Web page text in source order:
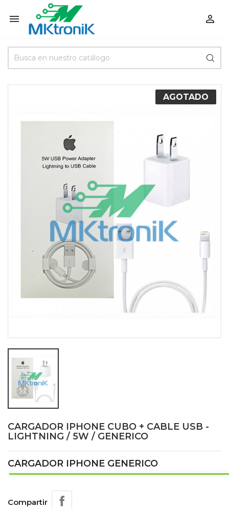
 
AGOTADO
CARGADOR IPHONE CUBO + CABLE USB -
LIGHTNING / 5W / GENERICO
CARGADOR IPHONE GENERICO
Compartir